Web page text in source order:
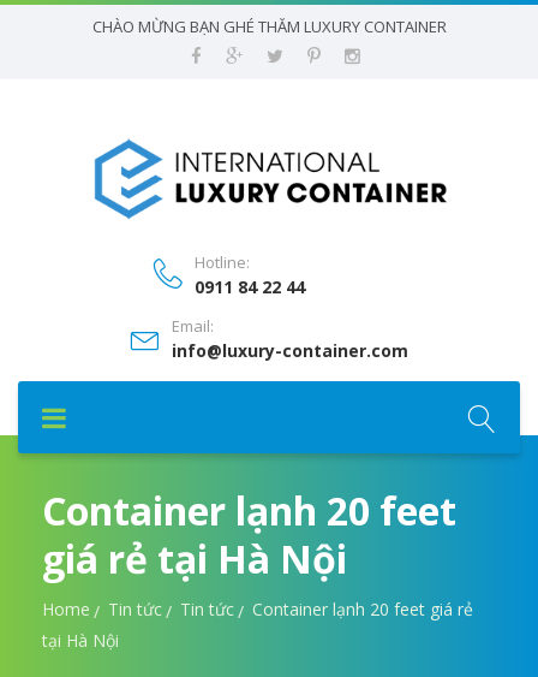
CHÀO MỪNG BẠN GHÉ THĂM LUXURY CONTAINER
Hotline:
0911 84 22 44
Email:
info@luxury-container.com
Container lạnh 20 feet
giá rẻ tại Hà Nội
Home Tin tức Tin tức
Container lạnh 20 feet giá rẻ
tại Hà Nội